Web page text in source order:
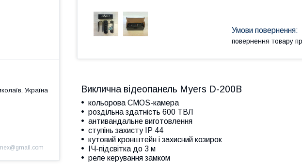
повернення товару
Виклична відеопанель Myers D-200B
кольорова CMOS-камера
роздільна здатність 600 ТВЛ
антивандальне виготовлення
ступінь захисту IP 44
кутовий кронштейн і захисний козирок
ІЧ-підсвітка до 3 м
реле керування замком
Україна